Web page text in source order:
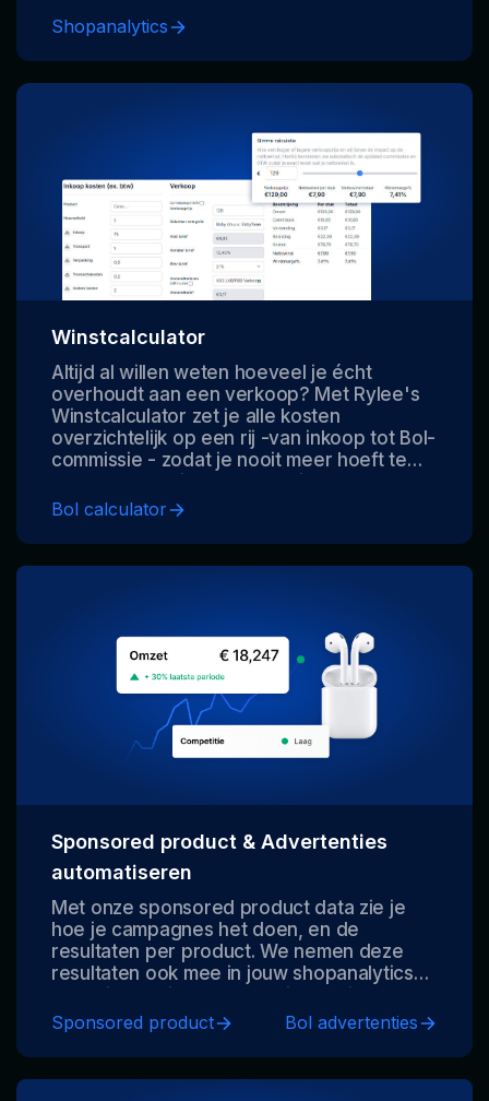
om actie te ondernemen en je verkeer of
conversie te verbeteren.
Shopanalytics
Winstcalculator
Altijd al willen weten hoeveel je écht
overhoudt aan een verkoop? Met Rylee's
Winstcalculator zet je alle kosten
overzichtelijk op een rij -van inkoop tot Bol-
commissie - zodat je nooit meer hoeft te
gokken. Gebruik ook onze slimme calculator
om te zien wat je precies verdient bij een
Bol calculator
Sponsored product & Advertenties
automatiseren
Met onze sponsored product data zie je
hoe je campagnes het doen, en de
resultaten per product. We nemen deze
resultaten ook mee in jouw shopanalytics
Optimaliseer elke euro in Bol advertenties
via campagnemanagement en Ads
Automatisering
Sponsored product Bol advertenties